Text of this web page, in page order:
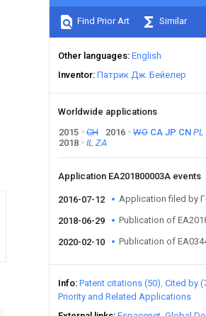
Find Prior Art Similar
Other languages English
Inventor Патрик Дж. Бейелер
Worldwide applications
2015
CH 2016 WO CA JP CN PL
2018
IL ZA
Application EA201800003A events
2016-07-12 Application filed by
2018-06-29 Publication of
2020-02-10 Publication of
Info Patent citations (50) Cited by
Priority and Related Applications